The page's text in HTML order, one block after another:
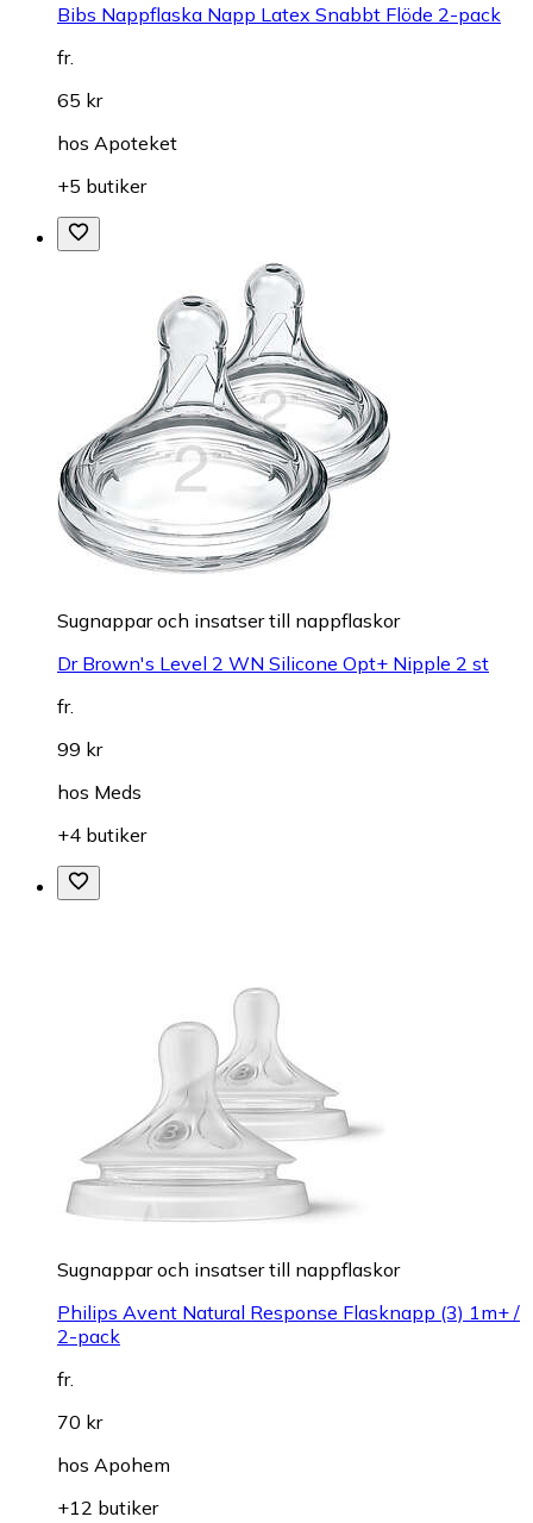
Bibs Nappflaska Napp Latex Snabbt Flöde 2-pack
fr.
65 kr
hos Apoteket
+5 butiker
Sugnappar och insatser till nappflaskor
Dr Brown's Level 2 WN Silicone Opt+ Nipple 2 st
fr.
99 kr
hos Meds
+4 butiker
Sugnappar och insatser till nappflaskor
Philips Avent Natural Response Flasknapp (3) 1m+ /
2-pack
fr.
70 kr
hos Apohem
+12 butiker